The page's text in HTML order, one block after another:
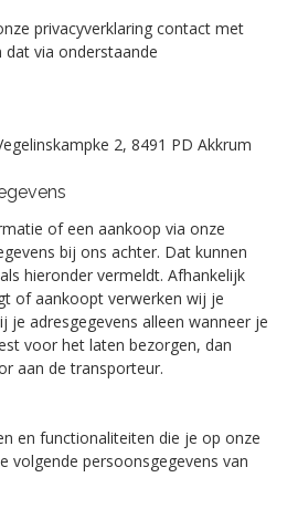
privacyverklaring contact met
via onderstaande
2, 8491 PD Akkrum
of een aankoop via onze
bij ons achter. Dat kunnen
hieronder vermeldt. Afhankelijk
of aankoopt verwerken wij je
je adresgegevens alleen wanneer je
voor het laten bezorgen, dan
aan de transporteur.
en functionaliteiten die je op onze
volgende persoonsgegevens van